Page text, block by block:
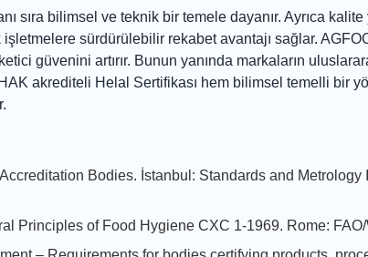
sıra bilimsel ve teknik bir temele dayanır. Ayrıca
sürdürülebilir rekabet avantajı sağlar.
güvenini artırır. Bunun yanında markaların
akrediteli Helal Sertifikası hem bilimsel temelli bir
Bodies. İstanbul: Standards and Metrology
Principles of Food Hygiene CXC 1-1969. Rome: